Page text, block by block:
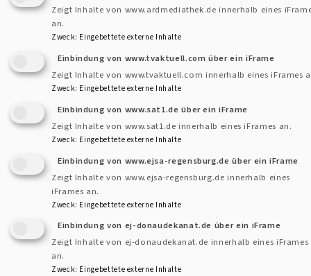
Prävention sex. Gewalt
Zeigt Inhalte von www.ardmediathek.de innerhalb eines
an.
Zweck: Eingebettete externe Inhalte
Einbindung von www.tvaktuell.com über ein iFrame
Zeigt Inhalte von www.tvaktuell.com innerhalb eines iFrames
Zweck: Eingebettete externe Inhalte
Einbindung von www.sat1.de über ein iFrame
Zeigt Inhalte von www.sat1.de innerhalb eines iFrames an.
Zweck: Eingebettete externe Inhalte
Einbindung von www.ejsa-regensburg.de über ein iFrame
Zeigt Inhalte von www.ejsa-regensburg.de innerhalb eines
iFrames an.
Zweck: Eingebettete externe Inhalte
Einbindung von ej-donaudekanat.de über ein iFrame
Zeigt Inhalte von ej-donaudekanat.de innerhalb eines iFrames
an.
Zweck: Eingebettete externe Inhalte